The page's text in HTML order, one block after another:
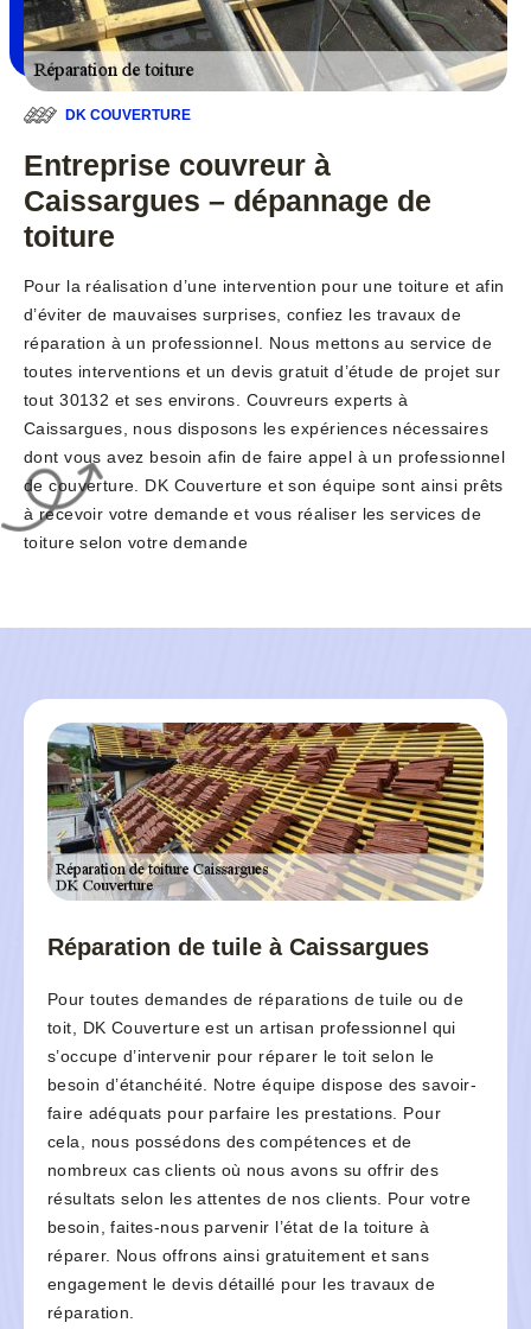
DK COUVERTURE
Entreprise couvreur à
Caissargues – dépannage de
toiture
Pour la réalisation d’une intervention pour une toiture et afin
d’éviter de mauvaises surprises, confiez les travaux de
réparation à un professionnel. Nous mettons au service de
toutes interventions et un devis gratuit d’étude de projet sur
tout 30132 et ses environs. Couvreurs experts à
Caissargues, nous disposons les expériences nécessaires
dont vous avez besoin afin de faire appel à un professionnel
de couverture. DK Couverture et son équipe sont ainsi prêts
à recevoir votre demande et vous réaliser les services de
toiture selon votre demande
Réparation de tuile à Caissargues
Pour toutes demandes de réparations de tuile ou de
toit, DK Couverture est un artisan professionnel qui
s’occupe d’intervenir pour réparer le toit selon le
besoin d’étanchéité. Notre équipe dispose des savoir-
faire adéquats pour parfaire les prestations. Pour
cela, nous possédons des compétences et de
nombreux cas clients où nous avons su offrir des
résultats selon les attentes de nos clients. Pour votre
besoin, faites-nous parvenir l’état de la toiture à
réparer. Nous offrons ainsi gratuitement et sans
engagement le devis détaillé pour les travaux de
réparation.